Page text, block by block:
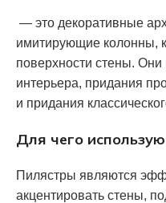
— это декоративные
имитирующие колонны,
поверхности стены.
интерьера, придания
и придания
Для чего
Пилястры являются
акцентировать стены,